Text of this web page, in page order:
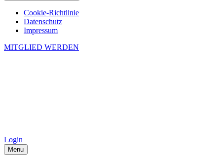
Cookie-Richtlinie
Datenschutz
Impressum
MITGLIED WERDEN
Login
Menu